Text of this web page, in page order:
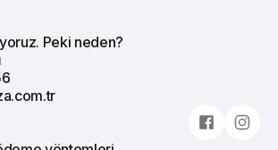
Peki neden?